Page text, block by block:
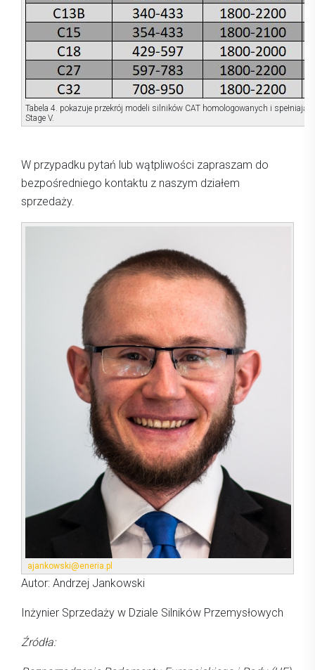
Tabela 4. pokazuje przekrój modeli silników CAT homologowanych i
Stage V.
W przypadku pytań lub wątpliwości zapraszam do
bezpośredniego kontaktu z naszym działem
sprzedaży.
ajankowski@eneria.pl
Autor: Andrzej Jankowski
Inżynier Sprzedaży w Dziale Silników Przemysłowych
Źródła: